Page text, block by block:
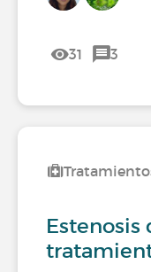
31 3
Estenosis